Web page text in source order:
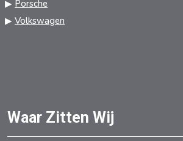
Porsche
Volkswagen
Waar Zitten Wij